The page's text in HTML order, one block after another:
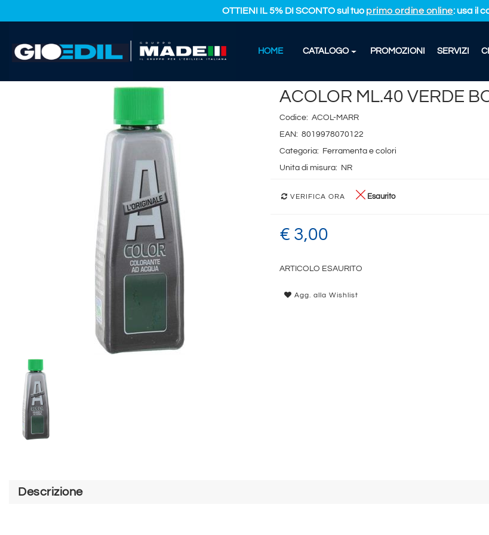
OTTIENI IL 5% DI SCONTO sul tuoprimo ordine online: usa il
HOME CATALOGO PROMOZIONI SERVIZI
HOME
CATALOGO PRODOTTI FERRAMENTA E COLORI ACOLOR ML.40 VERDE BOSCO
ACOLOR ML.40 VERDE
Codice: ACOL-MARR
EAN: 8019978070122
Categoria:
Ferramenta e colori
Unita di misura:
NR
VERIFICA ORA Esaurito
€ 3,00
ARTICOLO ESAURITO
Agg. alla Wishlist
Descrizione